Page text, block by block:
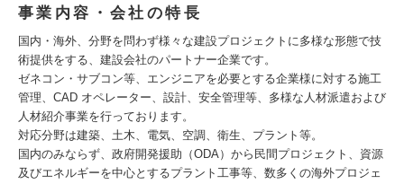
事業内容・会社の特長
国内・海外、分野を問わず様々な建設プロジェクトに多様な形態で技
術提供をする、建設会社のパートナー企業です。
ゼネコン・サブコン等、エンジニアを必要とする企業様に対する施工
管理、CAD オペレーター、設計、安全管理等、多様な人材派遣および
人材紹介事業を行っております。
対応分野は建築、土木、電気、空調、衛生、プラント等。
国内のみならず、政府開発援助（ODA）から民間プロジェクト、資源
及びエネルギーを中心とするプラント工事等、数多くの海外プロジェ